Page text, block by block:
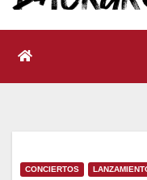
CONCIERTOS